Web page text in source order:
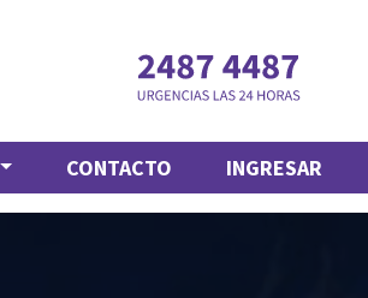
CONTACTO INGRESAR